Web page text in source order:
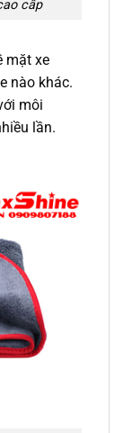
cấp
mặt xe
nào khác.
môi
lần.